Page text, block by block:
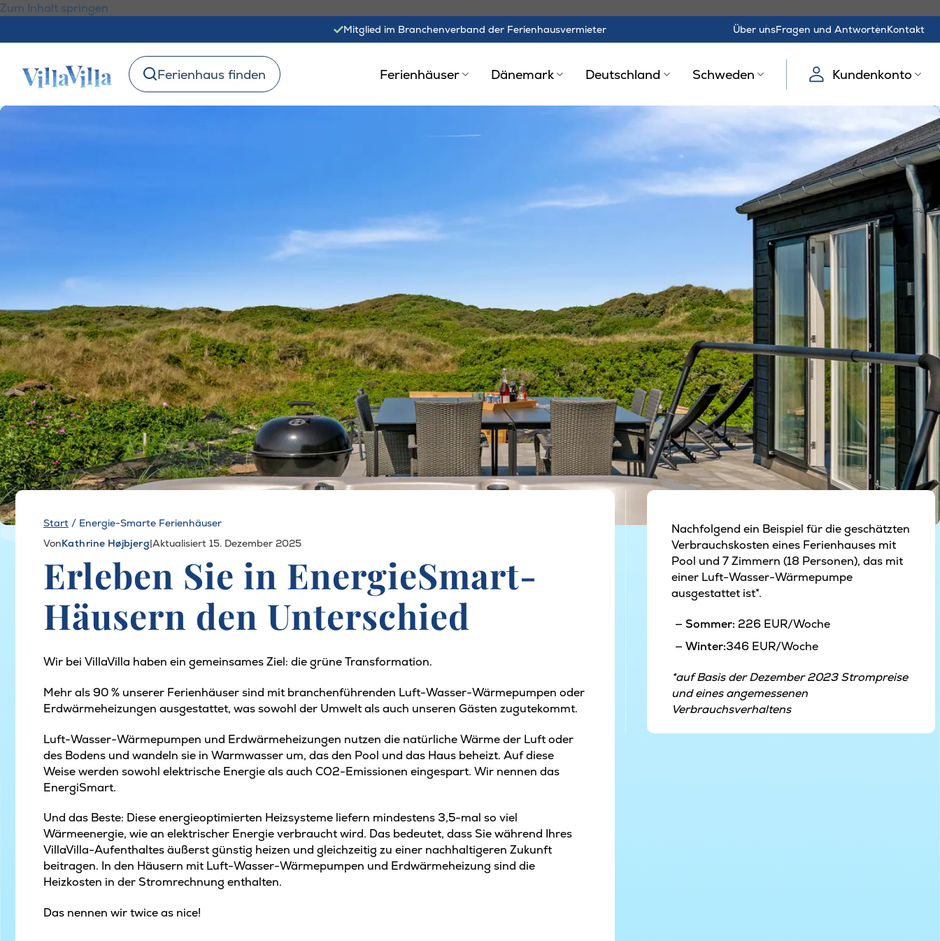
Zum Inhalt springen
Mitglied im Branchenverband der Ferienhausvermieter Über unsFragen und AntwortenKontakt
Ferienhaus finden Ferienhäuser Dänemark Deutschland Schweden Kundenkonto
Start / Energie-Smarte Ferienhäuser
VonKathrine Højbjerg|Aktualisiert 15. Dezember 2025
Erleben Sie in EnergieSmart-
Häusern den Unterschied
Wir bei VillaVilla haben ein gemeinsames Ziel: die grüne Transformation.
Mehr als 90 % unserer Ferienhäuser sind mit branchenführenden Luft-Wasser-Wärmepumpen oder
Erdwärmeheizungen ausgestattet, was sowohl der Umwelt als auch unseren Gästen zugutekommt.
Luft-Wasser-Wärmepumpen und Erdwärmeheizungen nutzen die natürliche Wärme der Luft oder
des Bodens und wandeln sie in Warmwasser um, das den Pool und das Haus beheizt. Auf diese
Weise werden sowohl elektrische Energie als auch CO2-Emissionen eingespart. Wir nennen das
EnergiSmart.
Und das Beste: Diese energieoptimierten Heizsysteme liefern mindestens 3,5-mal so viel
Wärmeenergie, wie an elektrischer Energie verbraucht wird. Das bedeutet, dass Sie während Ihres
VillaVilla-Aufenthaltes äußerst günstig heizen und gleichzeitig zu einer nachhaltigeren Zukunft
beitragen. In den Häusern mit Luft-Wasser-Wärmepumpen und Erdwärmeheizung sind die
Heizkosten in der Stromrechnung enthalten.
Das nennen wir twice as nice!
Nachfolgend ein Beispiel für die geschätzten
Verbrauchskosten eines Ferienhauses mit
Pool und 7 Zimmern (18 Personen), das mit
einer Luft-Wasser-Wärmepumpe
ausgestattet ist*.
Sommer: 226 EUR/Woche
Winter:346 EUR/Woche
*auf Basis der Dezember 2023 Strompreise
und eines angemessenen
Verbrauchsverhaltens